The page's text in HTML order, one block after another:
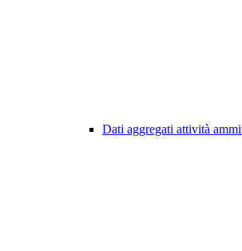
Dati aggregati attività